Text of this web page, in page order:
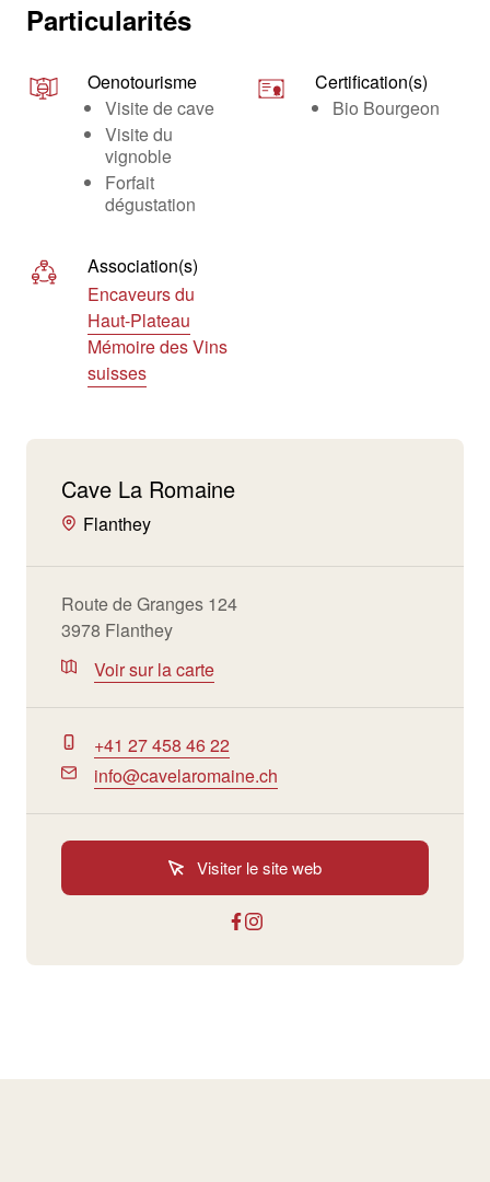
Particularités
Oenotourisme
Visite de cave
Visite du
vignoble
Forfait
dégustation
Certification(s)
Bio Bourgeon
Association(s)
Encaveurs du
Haut-Plateau
Mémoire des Vins
suisses
Cave La Romaine
Flanthey
Route de Granges 124
3978 Flanthey
Voir sur la carte
+41 27 458 46 22
info@cavelaromaine.ch
Visiter le site web